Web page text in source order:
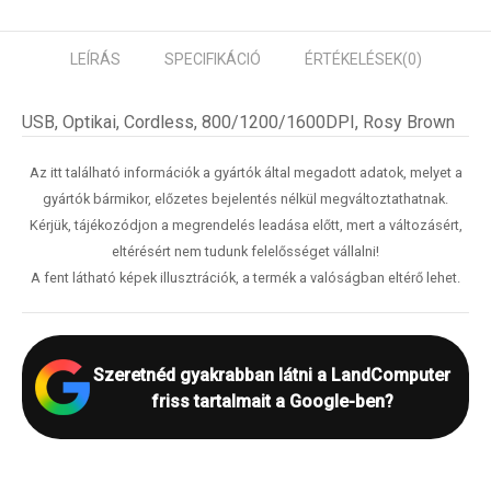
LEÍRÁS SPECIFIKÁCIÓ ÉRTÉKELÉSEK(0)
USB, Optikai, Cordless, 800/1200/1600DPI, Rosy Brown
Az itt található információk a gyártók által megadott adatok, melyet a
gyártók bármikor, előzetes bejelentés nélkül megváltoztathatnak.
Kérjük, tájékozódjon a megrendelés leadása előtt, mert a változásért,
eltérésért nem tudunk felelősséget vállalni!
A fent látható képek illusztrációk, a termék a valóságban eltérő lehet.
Szeretnéd gyakrabban látni a LandComputer
friss tartalmait a Google-ben?